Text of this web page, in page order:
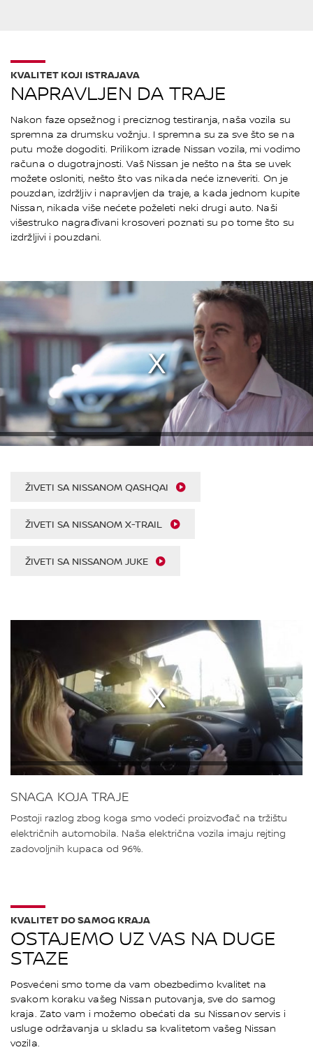
NAPRAVLJEN DA TRAJE
KVALITET KOJI ISTRAJAVA
Nakon faze opsežnog i preciznog testiranja, naša vozila su
spremna za drumsku vožnju. I spremna su za sve što se na
putu može dogoditi. Prilikom izrade Nissan vozila, mi vodimo
računa o dugotrajnosti. Vaš Nissan je nešto na šta se uvek
možete osloniti, nešto što vas nikada neće izneveriti. On je
pouzdan, izdržljiv i napravljen da traje, a kada jednom kupite
Nissan, nikada više nećete poželeti neki drugi auto. Naši
višestruko nagrađivani krosoveri poznati su po tome što su
izdržljivi i pouzdani.
ŽIVETI SA NISSANOM QASHQAI
ŽIVETI SA NISSANOM X-TRAIL
ŽIVETI SA NISSANOM JUKE
SNAGA KOJA TRAJE
Postoji razlog zbog koga smo vodeći proizvođač na tržištu
električnih automobila. Naša električna vozila imaju rejting
zadovoljnih kupaca od 96%.
OSTAJEMO UZ VAS NA DUGE
STAZE
KVALITET DO SAMOG KRAJA
Posvećeni smo tome da vam obezbedimo kvalitet na
svakom koraku vašeg Nissan putovanja, sve do samog
kraja. Zato vam i možemo obećati da su Nissanov servis i
usluge održavanja u skladu sa kvalitetom vašeg Nissan
vozila.